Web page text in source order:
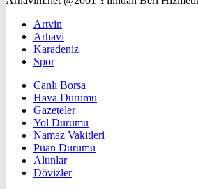
Artvin
Arhavi
Karadeniz
Spor
Canlı Borsa
Hava Durumu
Gazeteler
Yol Durumu
Namaz Vakitleri
Puan Durumu
Altınlar
Dövizler